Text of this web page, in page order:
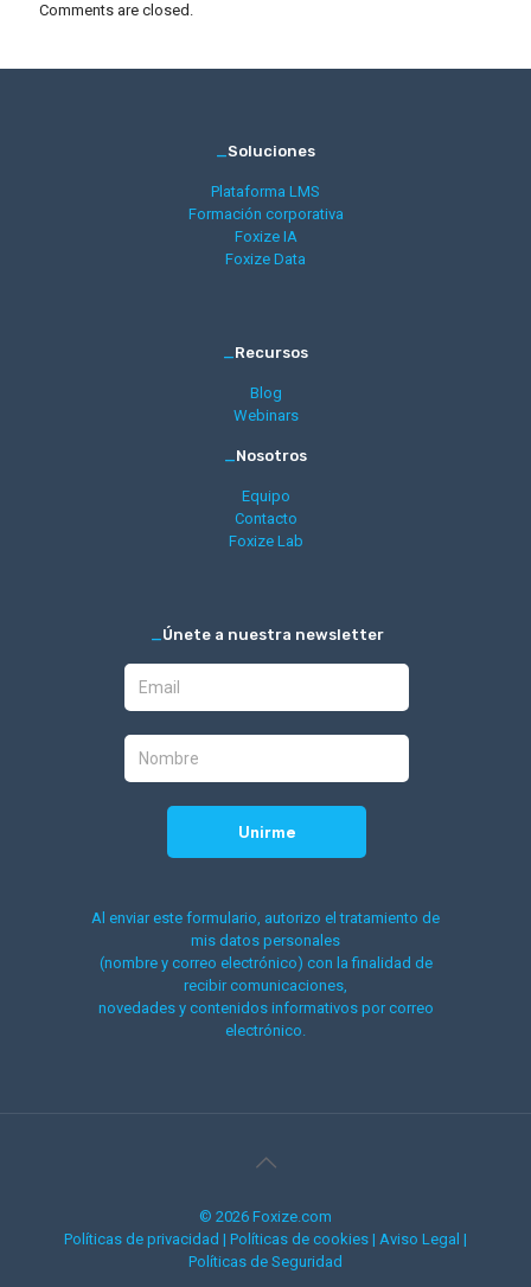
Comments are closed.
_Soluciones
Plataforma LMS
Formación corporativa
Foxize IA
Foxize Data
_Recursos
Blog
Webinars
_Nosotros
Equipo
Contacto
Foxize Lab
_Únete a nuestra newsletter
Al enviar este formulario, autorizo el tratamiento de
mis datos personales
(nombre y correo electrónico) con la finalidad de
recibir comunicaciones,
novedades y contenidos informativos por correo
electrónico.
© 2026 Foxize.com
Políticas de privacidad | Políticas de cookies | Aviso Legal |
Políticas de Seguridad